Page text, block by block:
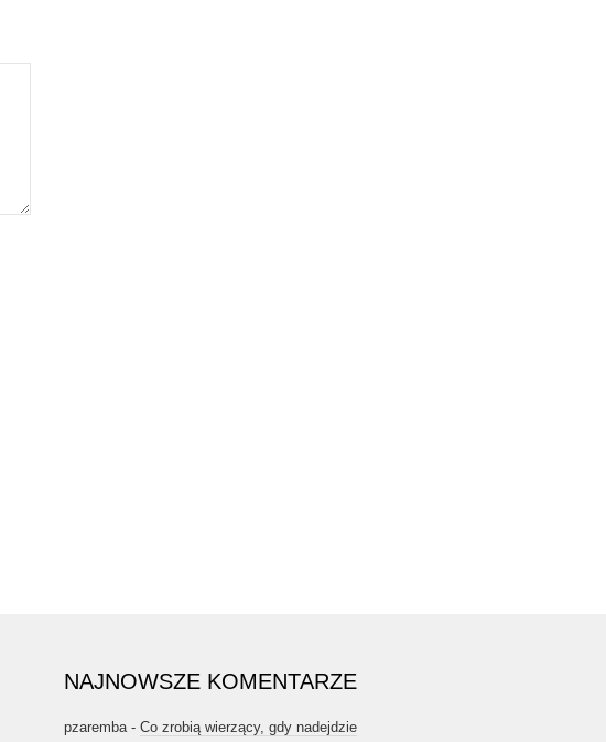
NAJNOWSZE KOMENTARZE
pzaremba- Co zrobią wierzący, gdy nadejdzie